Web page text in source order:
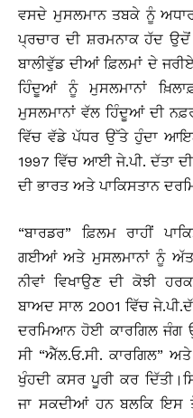
ਵਸਦੇ ਮੁਸਲਮਾਨ ਤਬਕੇ ਨੂੰ
ਪ੍ਰਚਾਰ ਦੀ ਸ਼ਰਮਨਾਕ ਹੱਦ
ਬਾਲੀਵੁੱਡ ਦੀਆਂ ਫ਼ਿਲਮਾਂ ਦੇ
ਹਿੰਦੂਆਂ ਨੂੰ ਮੁਸਲਮਾਨਾਂ
ਮੁਸਲਮਾਨਾਂ ਵੱਲ ਹਿੰਦੂਆਂ ਦੀ
ਵਿੱਚ ਵੱਡੇ ਪੱਧਰ ਉੱਤੇ ਹੁੰਦਾ
1997 ਵਿੱਚ ਆਈ ਜੇ.ਪੀ. ਦੱਤਾ
ਦੀ ਭਾਰਤ ਅਤੇ ਪਾਕਿਸਤਾਨ
“ਬਾਰਡਰ” ਫ਼ਿਲਮ ਰਾਹੀਂ
ਗਈਆਂ ਅਤੇ ਮੁਸਲਮਾਨਾਂ ਨੂੰ ਅੱਤ
ਨੀਵਾਂ ਵਿਖਾਉਣ ਦੀ ਕੋਝੀ
ਬਾਅਦ ਸਾਲ 2001 ਵਿੱਚ
ਦਰਮਿਆਨ ਹੋਈ ਕਾਰਗਿਲ ਜੰਗ
ਸੀ “ਐੱਲ.ਓ.ਸੀ. ਕਾਰਗਿਲ”
ਖੁੰਹਦੀ ਕਸਰ ਪੂਰੀ ਕਰ
ਜਾ ਸਕਦੀਆਂ ਹਨ ਬਲਕਿ ਇਸ